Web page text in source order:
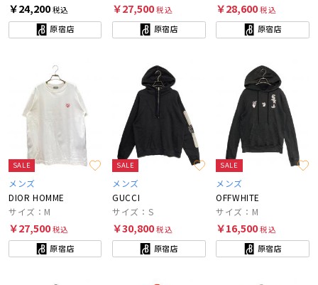
￥24,200税込
原宿店
￥27,500税込
原宿店
￥28,600税込
原宿店
SALE
メンズ
DIOR HOMME
サイズ：M
￥27,500税込
原宿店
SALE
メンズ
GUCCI
サイズ：S
￥30,800税込
原宿店
SALE
メンズ
OFFWHITE
サイズ：M
￥16,500税込
原宿店